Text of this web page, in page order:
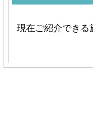
現在ご紹介できる